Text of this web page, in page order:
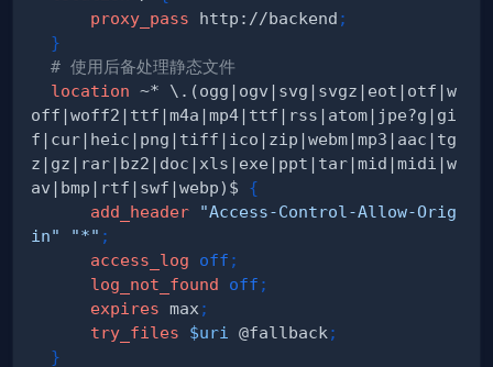
proxy_pass http://backend ;
}
# 使用后备处理静态文件
location ~* \.(ogg|ogv|svg|svgz|eot|otf|w
off|woff2|ttf|m4a|mp4|ttf|rss|atom|jpe?g|gi
f|cur|heic|png|tiff|ico|zip|webm|mp3|aac|tg
z|gz|rar|bz2|doc|xls|exe|ppt|tar|mid|midi|w
av|bmp|rtf|swf|webp)$
{
add_header
"Access-Control-Allow-Orig
in"
"*" ;
access_log
off ;
log_not_found
off ;
expires max ;
try_files
$uri @fallback ;
}